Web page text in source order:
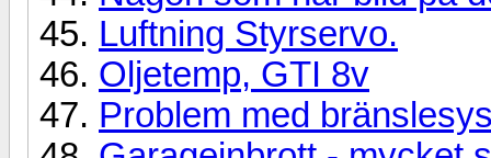
Luftning Styrservo.
Oljetemp, GTI 8v
Problem med